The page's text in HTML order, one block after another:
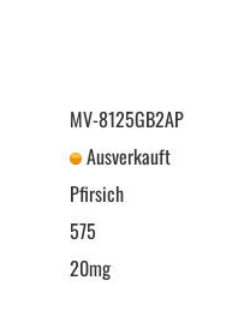
MV-8125GB2AP
Ausverkauft
Pfirsich
575
20mg